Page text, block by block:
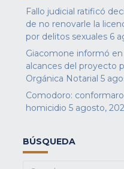
Fallo judicial ratificó
de no renovarle la
por delitos sexuales 6
Giacomone informó
alcances del proyecto
Orgánica Notarial 5
Comodoro:
homicidio 5 agosto,
BÚSQUEDA